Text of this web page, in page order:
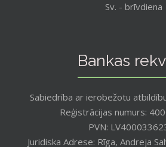
Sv. - brīvdiena
Bankas
Sabiedrība ar ierobežotu
Reģistrācijas numurs:
PVN:
Juridiska Adrese: Rīga, Andreja